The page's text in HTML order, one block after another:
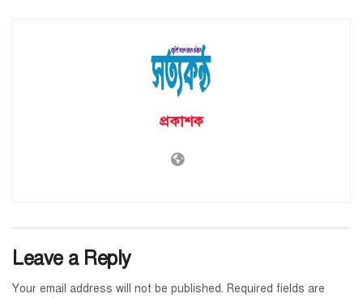
প্রকাশক
Leave a Reply
Your email address will not be published. Required fields are